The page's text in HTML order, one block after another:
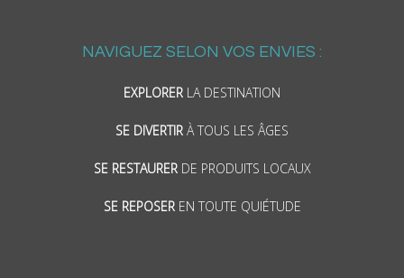
NAVIGUEZ SELON VOS ENVIES :
EXPLORER LA DESTINATION
SE DIVERTIR À TOUS LES ÂGES
SE RESTAURERDE PRODUITS LOCAUX
SE REPOSEREN TOUTE QUIÉTUDE